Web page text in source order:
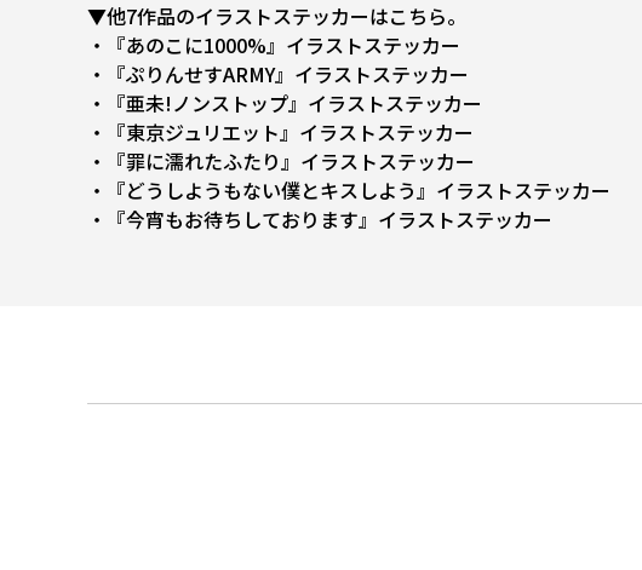
▼他7作品のイラストステッカーはこちら。
・『あのこに1000%』イラストステッカー
・『ぷりんせすARMY』イラストステッカー
・『亜未!ノンストップ』イラストステッカー
・『東京ジュリエット』イラストステッカー
・『罪に濡れたふたり』イラストステッカー
・『どうしようもない僕とキスしよう』イラストステッカー
・『今宵もお待ちしております』イラストステッカー